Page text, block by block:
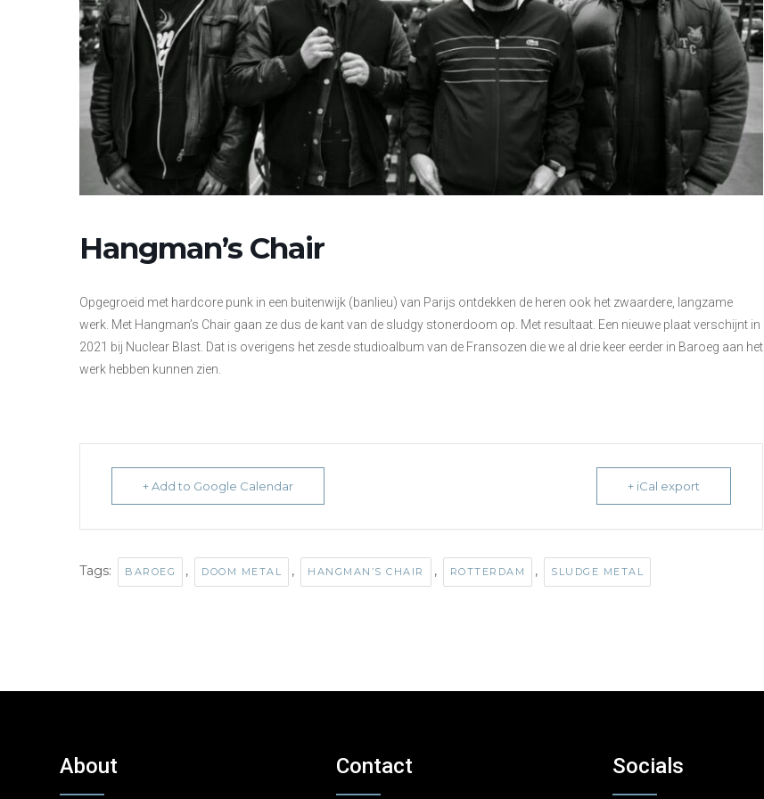
Hangman’s Chair
Opgegroeid met hardcore punk in een buitenwijk (banlieu) van Parijs ontdekken de heren ook het zwaardere, langzame
werk. Met Hangman’s Chair gaan ze dus de kant van de sludgy stonerdoom op. Met resultaat. Een nieuwe plaat verschijnt in
2021 bij Nuclear Blast. Dat is overigens het zesde studioalbum van de Fransozen die we al drie keer eerder in Baroeg aan het
werk hebben kunnen zien.
+ Add to Google Calendar + iCal export
Tags: BAROEG , DOOM METAL , HANGMAN’S CHAIR , ROTTERDAM , SLUDGE METAL
About Contact Socials